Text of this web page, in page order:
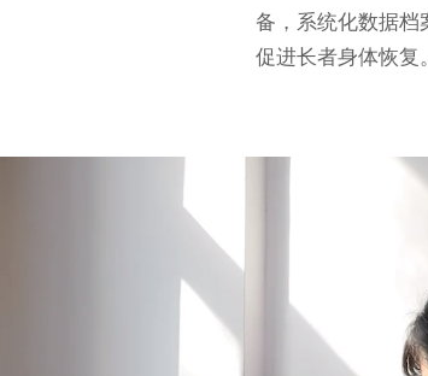
备，系统化数据档
促进长者身体恢复。